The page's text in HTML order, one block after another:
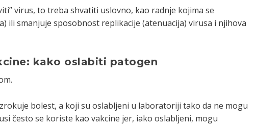
virus, to treba shvatiti uslovno, kao radnje kojima se
ili smanjuje sposobnost replikacije (atenuacija) virusa i njihova
kako oslabiti patogen
bolest, a koji su oslabljeni u laboratoriji tako da ne mogu
često se koriste kao vakcine jer, iako oslabljeni, mogu